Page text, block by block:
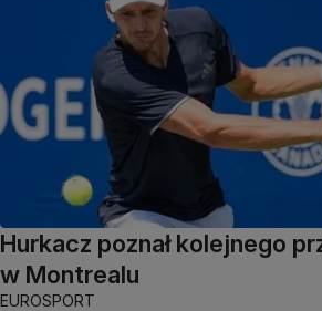
Hurkacz poznał kolejnego
w Montrealu
EUROSPORT